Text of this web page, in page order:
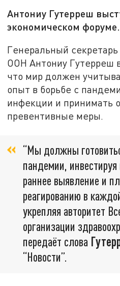
Антониу Гутерреш
экономическом форуме.
Генеральный секретарь
ООН Антониу Гутерреш
что мир должен
опыт в борьбе с
инфекции и принимать
превентивные меры.
“Мы должны
пандемии, инвестируя
раннее выявление и
реагированию в
укрепляя авторитет
организации
передаёт слова
“Новости”.